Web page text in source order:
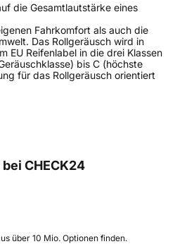
die Gesamtlautstärke eines
Fahrkomfort als auch die
Das Rollgeräusch wird in
EU Reifenlabel in die drei Klassen
bis C (höchste
für das Rollgeräusch orientiert
CHECK24
über 10 Mio. Optionen finden.